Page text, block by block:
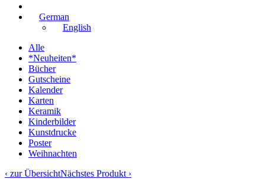
German
English
Alle
*Neuheiten*
Bücher
Gutscheine
Kalender
Karten
Keramik
Kinderbilder
Kunstdrucke
Poster
Weihnachten
‹ zur ÜbersichtNächstes Produkt ›